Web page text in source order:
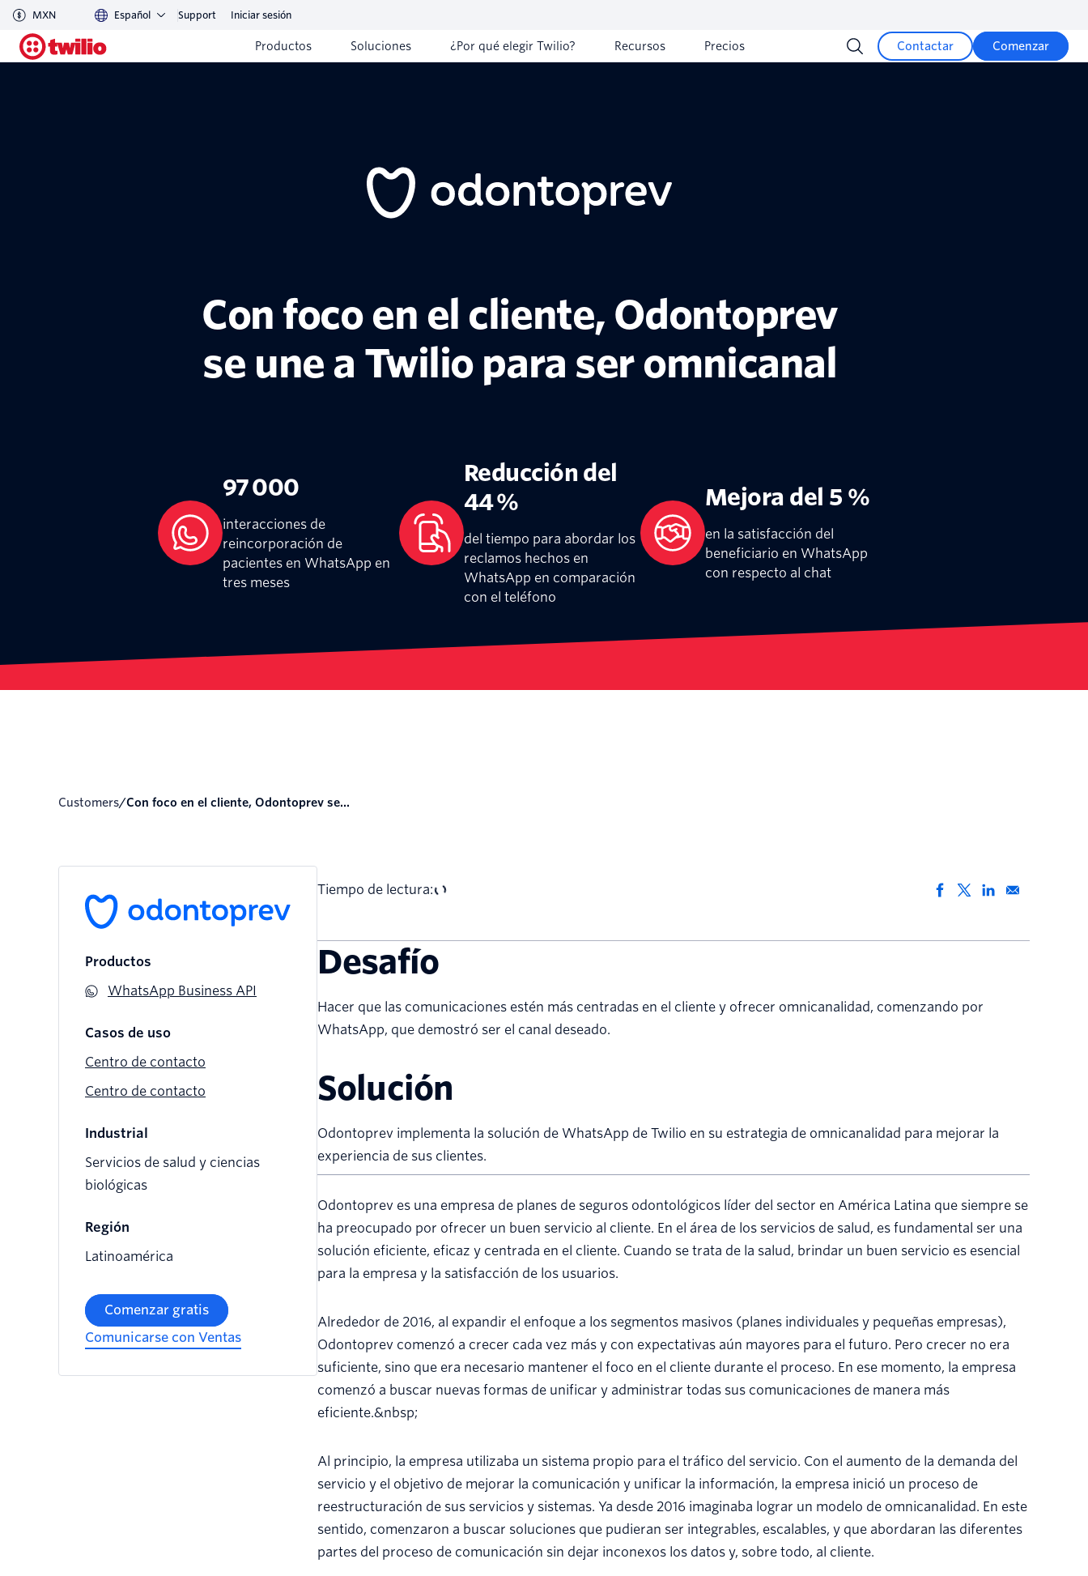
MXN Español Support Iniciar sesión
Productos Soluciones ¿Por qué elegir Twilio? Recursos Precios Contactar Comenzar
Con foco en el cliente, Odontoprev
se une a Twilio para ser omnicanal
97 000
interacciones de
reincorporación de
pacientes en WhatsApp en
tres meses
Reducción del
44 %
del tiempo para abordar los
reclamos hechos en
WhatsApp en comparación
con el teléfono
Mejora del 5 %
en la satisfacción del
beneficiario en WhatsApp
con respecto al chat
Customers/ Con foco en el cliente, Odontoprev se...
Productos
WhatsApp Business API
Casos de uso
Centro de contacto
Centro de contacto
Industrial
Servicios de salud y ciencias
biológicas
Región
Latinoamérica
Comenzar gratis
Comunicarse con Ventas
Tiempo de lectura:
Desafío
Hacer que las comunicaciones estén más centradas en el cliente y ofrecer omnicanalidad, comenzando por
WhatsApp, que demostró ser el canal deseado.
Solución
Odontoprev implementa la solución de WhatsApp de Twilio en su estrategia de omnicanalidad para mejorar la
experiencia de sus clientes.
Odontoprev es una empresa de planes de seguros odontológicos líder del sector en América Latina que siempre se
ha preocupado por ofrecer un buen servicio al cliente. En el área de los servicios de salud, es fundamental ser una
solución eficiente, eficaz y centrada en el cliente. Cuando se trata de la salud, brindar un buen servicio es esencial
para la empresa y la satisfacción de los usuarios.
Alrededor de 2016, al expandir el enfoque a los segmentos masivos (planes individuales y pequeñas empresas),
Odontoprev comenzó a crecer cada vez más y con expectativas aún mayores para el futuro. Pero crecer no era
suficiente, sino que era necesario mantener el foco en el cliente durante el proceso. En ese momento, la empresa
comenzó a buscar nuevas formas de unificar y administrar todas sus comunicaciones de manera más
eficiente.&nbsp;
Al principio, la empresa utilizaba un sistema propio para el tráfico del servicio. Con el aumento de la demanda del
servicio y el objetivo de mejorar la comunicación y unificar la información, la empresa inició un proceso de
reestructuración de sus servicios y sistemas. Ya desde 2016 imaginaba lograr un modelo de omnicanalidad. En este
sentido, comenzaron a buscar soluciones que pudieran ser integrables, escalables, y que abordaran las diferentes
partes del proceso de comunicación sin dejar inconexos los datos y, sobre todo, al cliente.